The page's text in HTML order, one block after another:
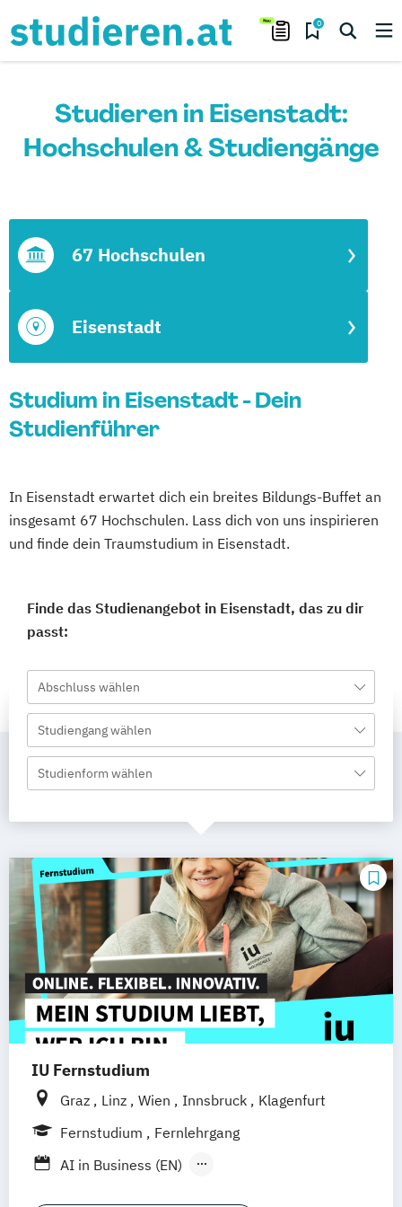
0
Studieren in Eisenstadt:
Hochschulen & Studiengänge
Eisenstadt
67 Hochschulen
Studium in Eisenstadt - Dein
Studienführer
In Eisenstadt erwartet dich ein breites Bildungs-Buffet an
insgesamt 67 Hochschulen. Lass dich von uns inspirieren
und finde dein Traumstudium in Eisenstadt.
Finde das Studienangebot in Eisenstadt, das zu dir
passt:
Abschluss wählen
Studiengang wählen
Studienform wählen
IU Fernstudium
Graz Linz Wien Innsbruck
Klagenfurt
Fernstudium
Fernlehrgang
AI in Business (EN)